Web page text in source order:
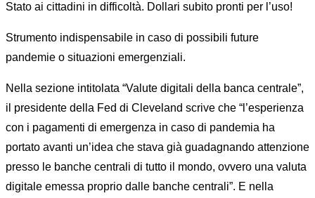
Stato ai cittadini in difficoltà. Dollari subito pronti per l’uso!
Strumento indispensabile in caso di possibili future
pandemie o situazioni emergenziali.
Nella sezione intitolata “Valute digitali della banca centrale”,
il presidente della Fed di Cleveland scrive che “l’esperienza
con i pagamenti di emergenza in caso di pandemia ha
portato avanti un’idea che stava già guadagnando attenzione
presso le banche centrali di tutto il mondo, ovvero una valuta
digitale emessa proprio dalle banche centrali”. E nella